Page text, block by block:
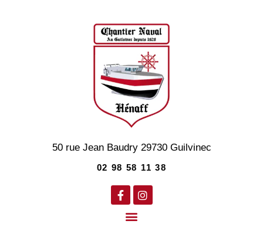
50 rue Jean Baudry 29730 Guilvinec
02 98 58 11 38